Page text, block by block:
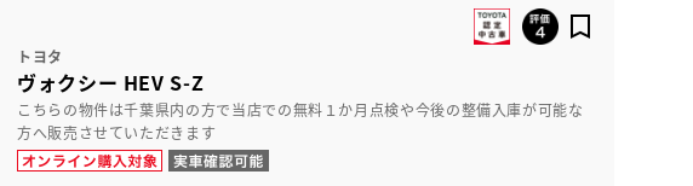
トヨタ
ヴォクシー HEV S-Z
こちらの物件は千葉県内の方で当店での無料１か月点検や今後の整備入庫が可能な
方へ販売させていただきます